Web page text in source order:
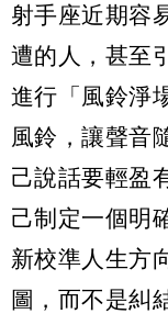
射手座近期容
遭的人，甚至
進行「風鈴淨
風鈴，讓聲音
己說話要輕盈
己制定一個明
新校準人生方
圖，而不是糾